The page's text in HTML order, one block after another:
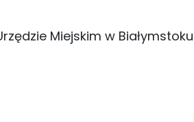
Miejskim w